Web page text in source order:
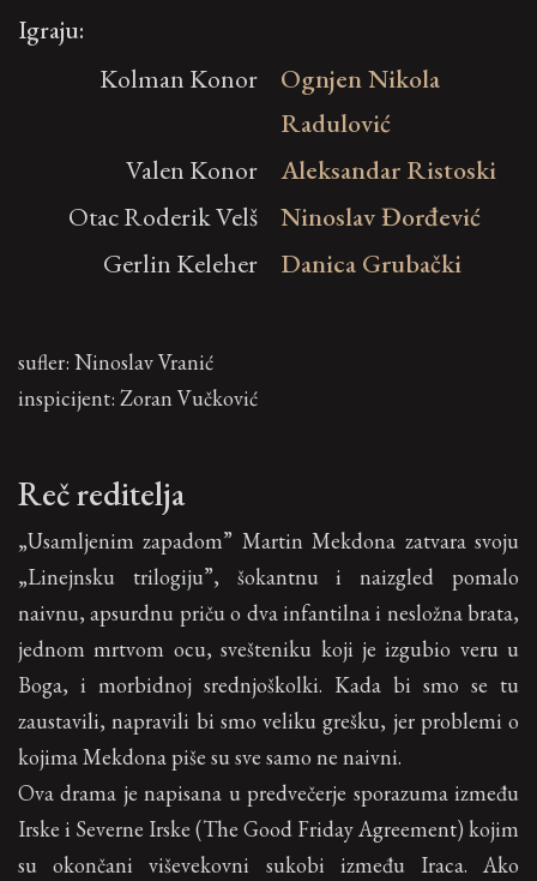
Igraju:
Kolman Konor
Ognjen Nikola
Radulović
Valen Konor
Aleksandar Ristoski
Otac Roderik Velš
Ninoslav Đorđević
Gerlin Keleher
Danica Grubački
sufler: Ninoslav Vranić
inspicijent: Zoran Vučković
Reč reditelja
„Usamljenim zapadom” Martin Mekdona zatvara svoju
„Linejnsku trilogiju”, šokantnu i naizgled pomalo
naivnu, apsurdnu priču o dva infantilna i nesložna brata,
jednom mrtvom ocu, svešteniku koji je izgubio veru u
Boga, i morbidnoj srednjoškolki. Kada bi smo se tu
zaustavili, napravili bi smo veliku grešku, jer problemi o
kojima Mekdona piše su sve samo ne naivni.
Ova drama je napisana u predvečerje sporazuma između
Irske i Severne Irske (The Good Friday Agreement) kojim
su okončani viševekovni sukobi između Iraca. Ako